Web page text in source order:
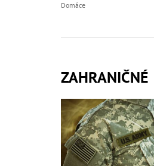
Domáce
ZAHRANIČNÉ